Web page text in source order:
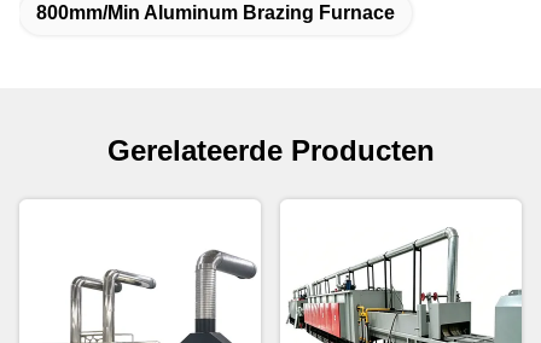
800mm/Min Aluminum Brazing Furnace
Gerelateerde Producten